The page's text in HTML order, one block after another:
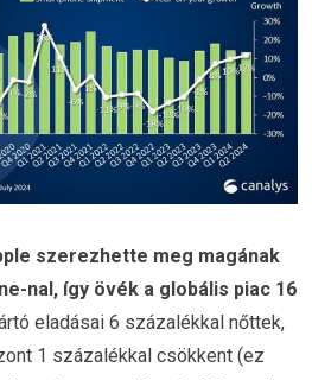
szerezhette meg magának
nal, így övék a globális piac 16
eladásai 6 százalékkal nőttek,
1 százalékkal csökkent (ez